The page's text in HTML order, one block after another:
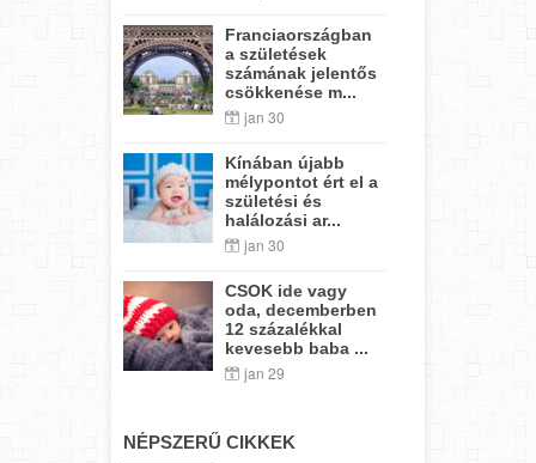
Franciaországban
a születések
számának jelentős
csökkenése m...
jan 30
Kínában újabb
mélypontot ért el a
születési és
halálozási ar...
jan 30
CSOK ide vagy
oda, decemberben
12 százalékkal
kevesebb baba ...
jan 29
NÉPSZERŰ CIKKEK